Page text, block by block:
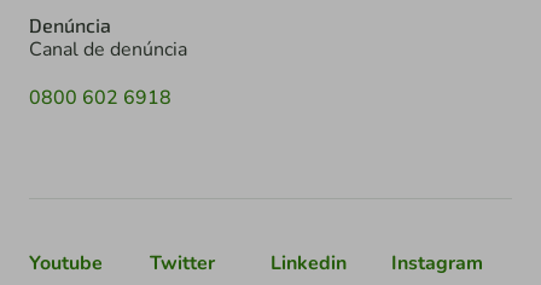
Denúncia
Canal de denúncia
0800 602 6918
Youtube Twitter Linkedin Instagram